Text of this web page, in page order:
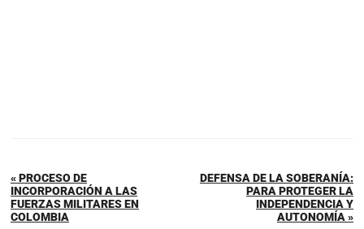
« PROCESO DE
INCORPORACIÓN A LAS
FUERZAS MILITARES EN
COLOMBIA
DEFENSA DE LA SOBERANÍA:
PARA PROTEGER LA
INDEPENDENCIA Y
AUTONOMÍA »